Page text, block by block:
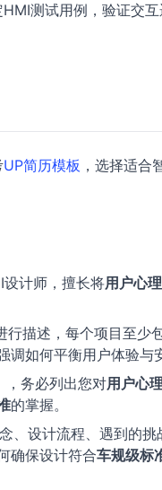
测试用例，验证交
UP简历模板 ，选择适合
计师，擅长将用户心理
描述，每个项目至少
如何平衡用户体验与
务必列出您对用户心理
的掌握。
、设计流程、遇到的
确保设计符合车规级标